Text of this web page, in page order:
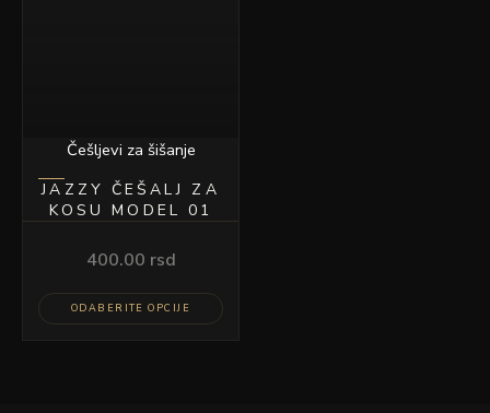
Češljevi za šišanje
JAZZY ČEŠALJ ZA
KOSU MODEL 01
400.00 rsd
ODABERITE OPCIJE
stranici
proizvoda.